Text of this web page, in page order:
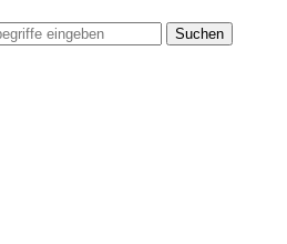
Suchen